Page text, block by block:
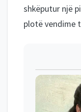
shkëputur një
plotë vendime